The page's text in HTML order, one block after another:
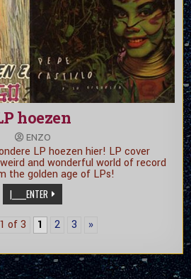
hoezen
ENZO
LP hoezen hier! LP cover
and wonderful world of record
the golden age of LPs!
|_____ENTER
of 3 1 2 3 »